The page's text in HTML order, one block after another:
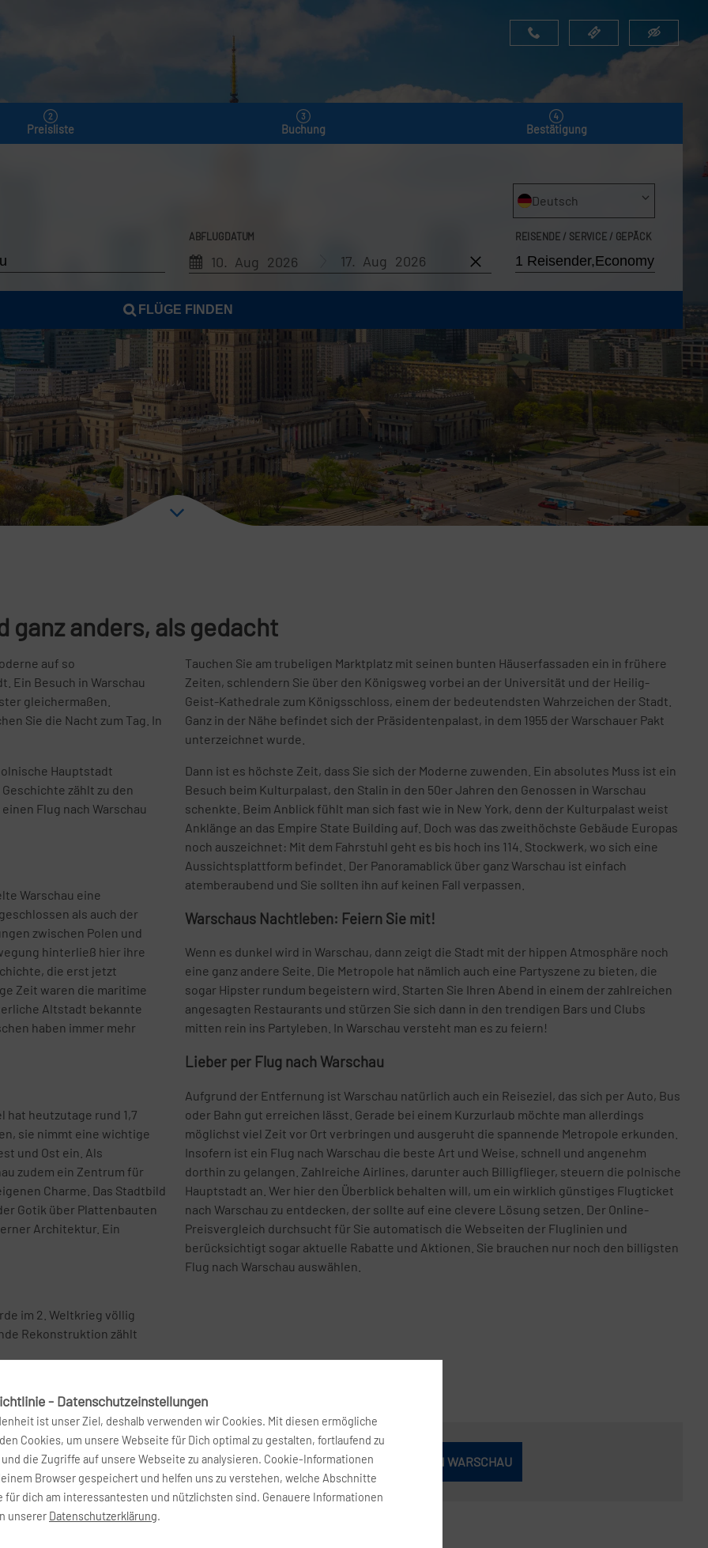
Preisliste Buchung Bestätigung
Deutsch
ABFLUGDATUM
10. Aug 2026 17. Aug 2026
REISENDE / SERVICE / GEPÄCK
FLÜGE FINDEN
ganz anders, als gedacht
auf so
Ein Besuch in Warschau
gleichermaßen.
Sie die Nacht zum Tag. In
Hauptstadt
zählt zu den
Flug nach Warschau
Warschau eine
als auch der
zwischen Polen und
hinterließ hier ihre
die erst jetzt
Zeit waren die maritime
Altstadt bekannte
haben immer mehr
hat heutzutage rund 1,7
sie nimmt eine wichtige
und Ost ein. Als
zudem ein Zentrum für
Charme. Das Stadtbild
Gotik über Plattenbauten
Architektur. Ein
im 2. Weltkrieg völlig
Rekonstruktion zählt
Tauchen Sie am trubeligen Marktplatz mit seinen bunten Häuserfassaden ein in frühere
Zeiten, schlendern Sie über den Königsweg vorbei an der Universität und der Heilig-
Geist-Kathedrale zum Königsschloss, einem der bedeutendsten Wahrzeichen der Stadt.
Ganz in der Nähe befindet sich der Präsidentenpalast, in dem 1955 der Warschauer Pakt
unterzeichnet wurde.
Dann ist es höchste Zeit, dass Sie sich der Moderne zuwenden. Ein absolutes Muss ist ein
Besuch beim Kulturpalast, den Stalin in den 50er Jahren den Genossen in Warschau
schenkte. Beim Anblick fühlt man sich fast wie in New York, denn der Kulturpalast weist
Anklänge an das Empire State Building auf. Doch was das zweithöchste Gebäude Europas
noch auszeichnet: Mit dem Fahrstuhl geht es bis hoch ins 114. Stockwerk, wo sich eine
Aussichtsplattform befindet. Der Panoramablick über ganz Warschau ist einfach
atemberaubend und Sie sollten ihn auf keinen Fall verpassen.
Warschaus Nachtleben: Feiern Sie mit!
Wenn es dunkel wird in Warschau, dann zeigt die Stadt mit der hippen Atmosphäre noch
eine ganz andere Seite. Die Metropole hat nämlich auch eine Partyszene zu bieten, die
sogar Hipster rundum begeistern wird. Starten Sie Ihren Abend in einem der zahlreichen
angesagten Restaurants und stürzen Sie sich dann in den trendigen Bars und Clubs
mitten rein ins Partyleben. In Warschau versteht man es zu feiern!
Lieber per Flug nach Warschau
Aufgrund der Entfernung ist Warschau natürlich auch ein Reiseziel, das sich per Auto, Bus
oder Bahn gut erreichen lässt. Gerade bei einem Kurzurlaub möchte man allerdings
möglichst viel Zeit vor Ort verbringen und ausgeruht die spannende Metropole erkunden.
Insofern ist ein Flug nach Warschau die beste Art und Weise, schnell und angenehm
dorthin zu gelangen. Zahlreiche Airlines, darunter auch Billigflieger, steuern die polnische
Hauptstadt an. Wer hier den Überblick behalten will, um ein wirklich günstiges Flugticket
nach Warschau zu entdecken, der sollte auf eine clevere Lösung setzen. Der Online-
Preisvergleich durchsucht für Sie automatisch die Webseiten der Fluglinien und
berücksichtigt sogar aktuelle Rabatte und Aktionen. Sie brauchen nur noch den billigsten
Flug nach Warschau auswählen.
Warschau finden Sie hier FLUGHAFEN WARSCHAU
- Datenschutzeinstellungen
ist unser Ziel, deshalb verwenden wir Cookies. Mit diesen ermögliche
Cookies, um unsere Webseite für Dich optimal zu gestalten, fortlaufend zu
die Zugriffe auf unsere Webseite zu analysieren. Cookie-Informationen
Browser gespeichert und helfen uns zu verstehen, welche Abschnitte
für dich am interessantesten und nützlichsten sind. Genauere Informationen
unserer Datenschutzerklärung.